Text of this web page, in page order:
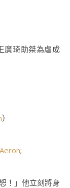
廣琦助桀為虐成
）
;
！」他立刻將身